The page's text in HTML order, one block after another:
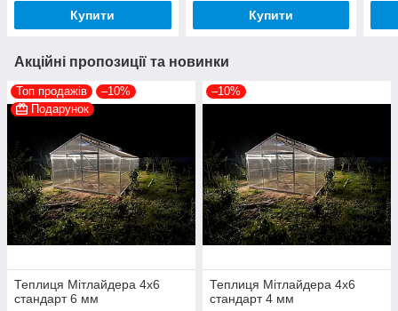
Купити Купити
Акційні пропозиції та новинки
Топ продажів
–10%
Подарунок
Теплиця Мітлайдера 4х6
стандарт 6 мм
–10%
Теплиця Мітлайдера 4х6
стандарт 4 мм